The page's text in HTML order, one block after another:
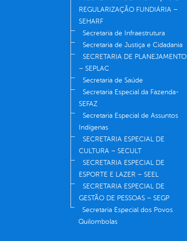
REGULARIZAÇÃO FUNDIÁRIA –
SEHARF
Secretaria de Infraestrutura
Secretaria de Justiça e Cidadania
SECRETARIA DE PLANEJAMENTO
– SEPLAC
Secretaria de Saúde
Secretaria Especial da Fazenda-
SEFAZ
Secretaria Especial de Assuntos
Indígenas
SECRETARIA ESPECIAL DE
CULTURA – SECULT
SECRETARIA ESPECIAL DE
ESPORTE E LAZER – SEEL
SECRETARIA ESPECIAL DE
GESTÃO DE PESSOAS – SEGP
Secretaria Especial dos Povos
Quilombolas